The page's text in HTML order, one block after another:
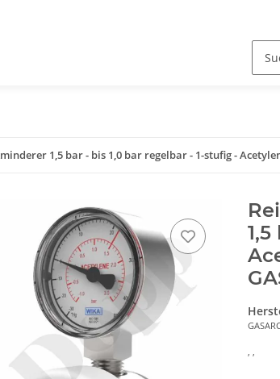
1,5 bar - bis 1,0 bar regelbar - 1-stufig - Acetylen
, ,